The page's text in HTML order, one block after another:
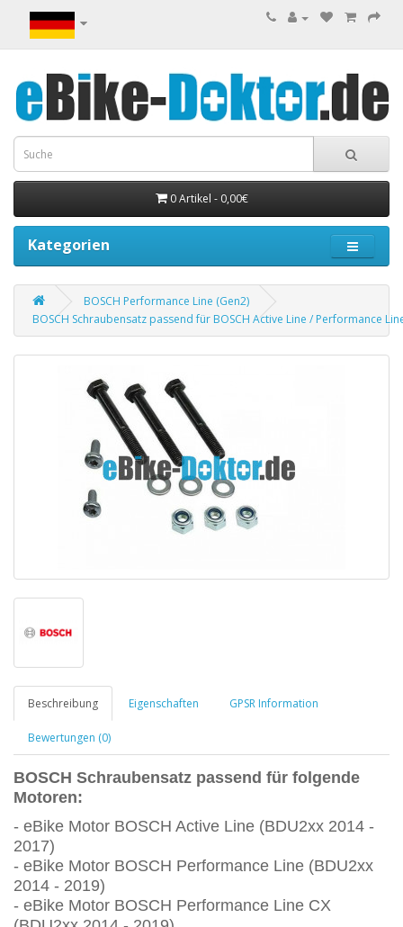
0 Artikel - 0,00€
Kategorien
BOSCH Performance Line (Gen2)
BOSCH Schraubensatz passend für BOSCH Active Line / Performance
Beschreibung Eigenschaften GPSR Information
Bewertungen (0)
BOSCH Schraubensatz passend für folgende
Motoren:
- eBike Motor BOSCH Active Line (BDU2xx 2014 -
2017)
- eBike Motor BOSCH Performance Line (BDU2xx
2014 - 2019)
- eBike Motor BOSCH Performance Line CX